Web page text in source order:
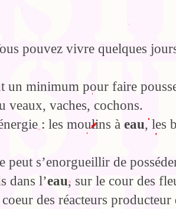
pouvez vivre quelques
un minimum pour faire
veaux, vaches, cochons.
: les moulins à eau, les
peut s’enorgueillir de
dans l’eau, sur le cour des
des réacteurs